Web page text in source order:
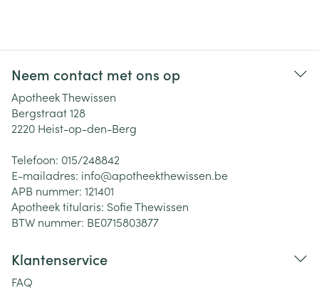
Neem contact met ons op
Apotheek Thewissen
Bergstraat 128
2220 Heist-op-den-Berg
Telefoon: 015/248842
E-mailadres: info@apotheekthewissen.be
APB nummer: 121401
Apotheek titularis: Sofie Thewissen
BTW nummer: BE0715803877
Klantenservice
FAQ